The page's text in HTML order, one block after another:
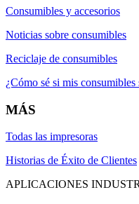
Consumibles y accesorios
Noticias sobre consumibles
Reciclaje de consumibles
¿Cómo sé si mis
MÁS
Todas las impresoras
Historias de Éxito de Clientes
APLICACIONES